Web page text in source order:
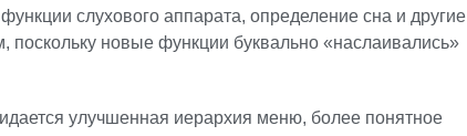
слухового аппарата, определение сна и другие
поскольку новые функции буквально «наслаивались»
улучшенная иерархия меню, более понятное